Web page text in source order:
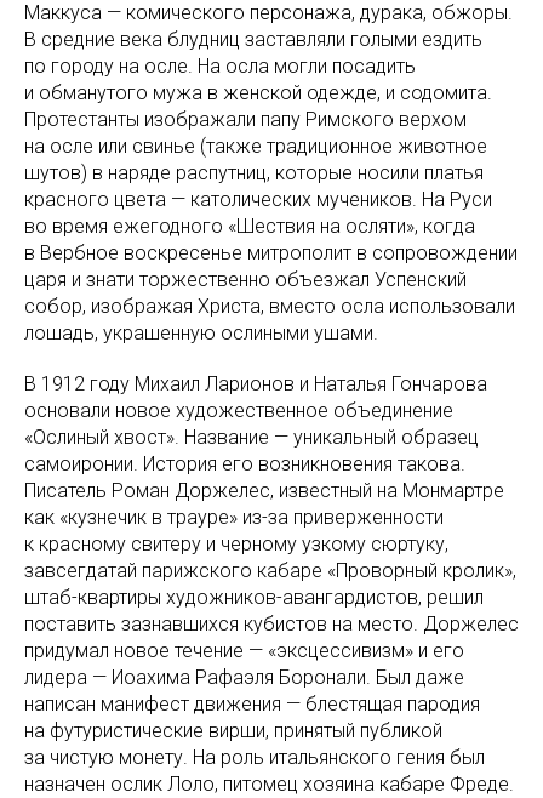
Маккуса — комического персонажа, дурака, обжоры.
В средние века блудниц заставляли голыми ездить
по городу на осле. На осла могли посадить
и обманутого мужа в женской одежде, и содомита.
Протестанты изображали папу Римского верхом
на осле или свинье (также традиционное животное
шутов) в наряде распутниц, которые носили платья
красного цвета — католических мучеников. На Руси
во время ежегодного «Шествия на осляти», когда
в Вербное воскресенье митрополит в сопровождении
царя и знати торжественно объезжал Успенский
собор, изображая Христа, вместо осла использовали
лошадь, украшенную ослиными ушами.
В 1912 году Михаил Ларионов и Наталья Гончарова
основали новое художественное объединение
«Ослиный хвост». Название — уникальный образец
самоиронии. История его возникновения такова.
Писатель Роман Доржелес, известный на Монмартре
как «кузнечик в трауре» из-за приверженности
к красному свитеру и черному узкому сюртуку,
завсегдатай парижского кабаре «Проворный кролик»,
штаб-квартиры художников-авангардистов, решил
поставить зазнавшихся кубистов на место. Доржелес
придумал новое течение — «эксцессивизм» и его
лидера — Иоахима Рафаэля Боронали. Был даже
написан манифест движения — блестящая пародия
на футуристические вирши, принятый публикой
за чистую монету. На роль итальянского гения был
назначен ослик Лоло, питомец хозяина кабаре Фреде.